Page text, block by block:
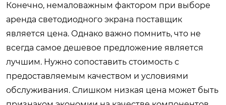
Конечно, немаловажным фактором при выборе
аренда светодиодного экрана поставщик
является цена. Однако важно помнить, что не
всегда самое дешевое предложение является
лучшим. Нужно сопоставить стоимость с
предоставляемым качеством и условиями
обслуживания. Слишком низкая цена может быть